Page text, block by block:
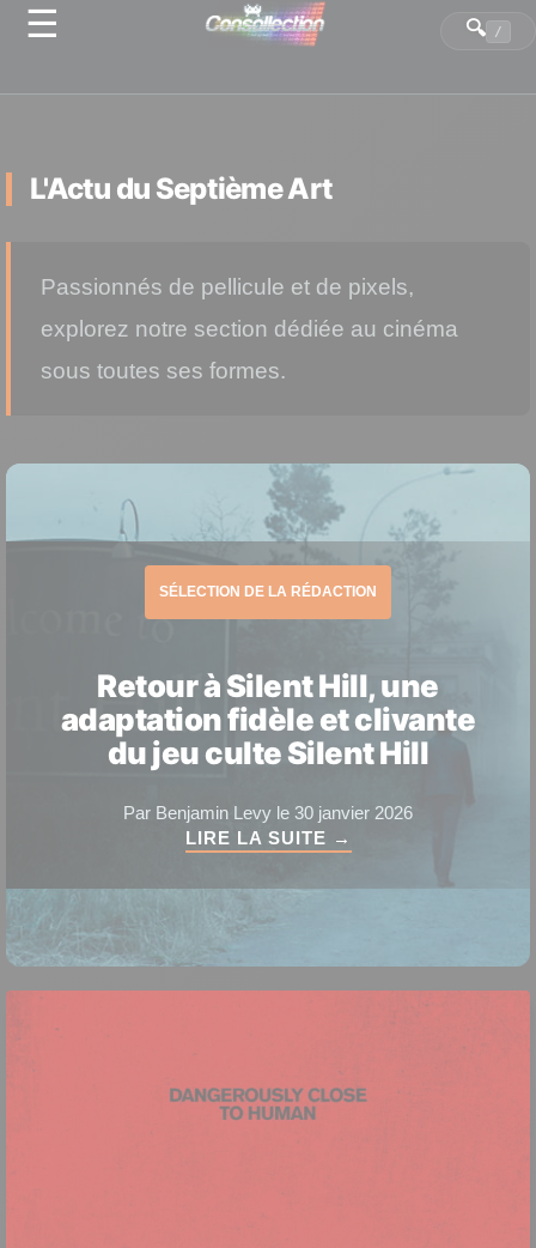
☰ 🔍 /
L'Actu du Septième Art
Passionnés de pellicule et de pixels,
explorez notre section dédiée au cinéma
sous toutes ses formes.
SÉLECTION DE LA RÉDACTION
Retour à Silent Hill, une
adaptation fidèle et clivante
du jeu culte Silent Hill
Par Benjamin Levy le 30 janvier 2026
LIRE LA SUITE →
Panneau de gestion des cookies